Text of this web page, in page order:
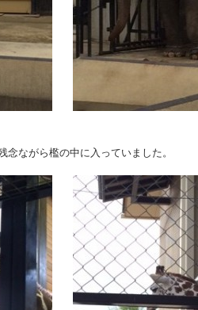
念ながら檻の中に入っていました。